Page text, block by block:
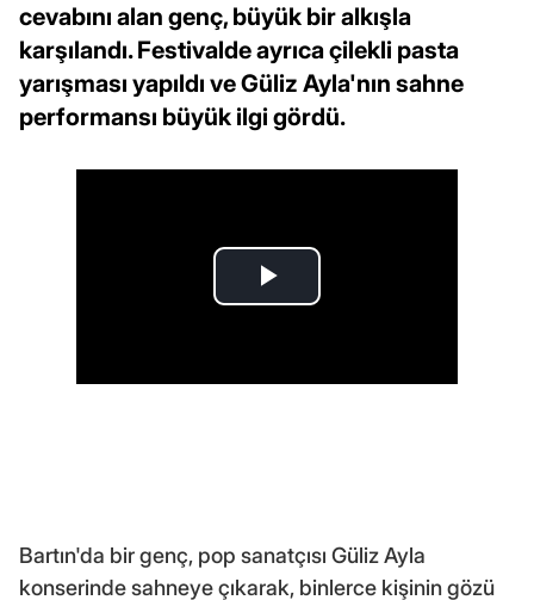
cevabını alan genç, büyük bir alkışla
karşılandı. Festivalde ayrıca çilekli pasta
yarışması yapıldı ve Güliz Ayla'nın sahne
performansı büyük ilgi gördü.
Bartın'da bir genç, pop sanatçısı Güliz Ayla
konserinde sahneye çıkarak, binlerce kişinin gözü